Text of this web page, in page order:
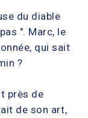
du diable
". Marc, le
qui sait
?
près de
de son art,